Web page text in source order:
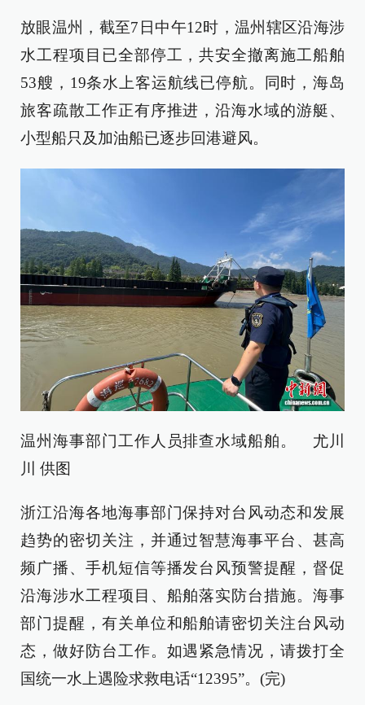
放眼温州，截至7日中午12时，温州辖区沿海涉
水工程项目已全部停工，共安全撤离施工船舶
53艘，19条水上客运航线已停航。同时，海岛
旅客疏散工作正有序推进，沿海水域的游艇、
小型船只及加油船已逐步回港避风。
温州海事部门工作人员排查水域船舶。 尤川
川 供图
浙江沿海各地海事部门保持对台风动态和发展
趋势的密切关注，并通过智慧海事平台、甚高
频广播、手机短信等播发台风预警提醒，督促
沿海涉水工程项目、船舶落实防台措施。海事
部门提醒，有关单位和船舶请密切关注台风动
态，做好防台工作。如遇紧急情况，请拨打全
国统一水上遇险求救电话“12395”。(完)